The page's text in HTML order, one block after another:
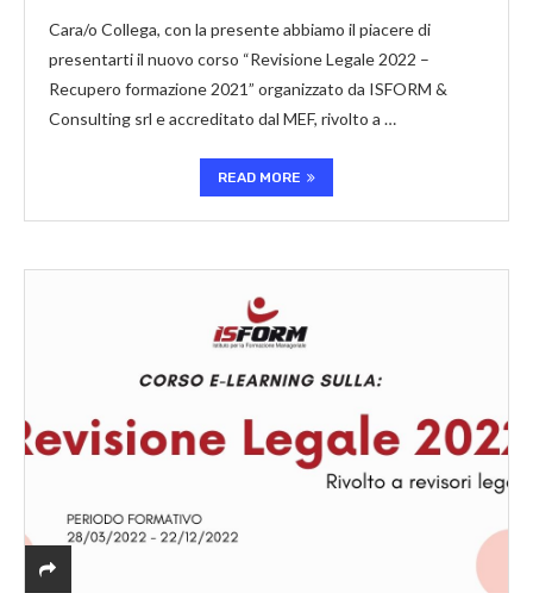
Cara/o Collega, con la presente abbiamo il piacere di
presentarti il nuovo corso “Revisione Legale 2022 –
Recupero formazione 2021” organizzato da ISFORM &
Consulting srl e accreditato dal MEF, rivolto a …
READ MORE